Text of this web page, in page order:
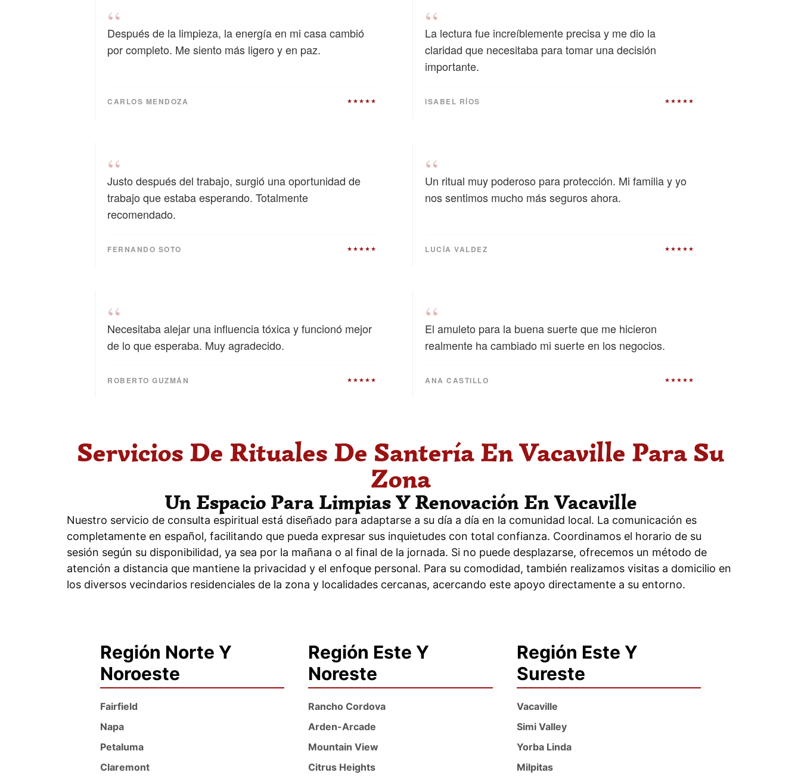
“
Después de la limpieza, la energía en mi casa cambió
por completo. Me siento más ligero y en paz.
CARLOS MENDOZA ★★★★★
“
La lectura fue increíblemente precisa y me dio la
claridad que necesitaba para tomar una decisión
importante.
ISABEL RÍOS ★★★★★
“
Justo después del trabajo, surgió una oportunidad de
trabajo que estaba esperando. Totalmente
recomendado.
FERNANDO SOTO ★★★★★
“
Un ritual muy poderoso para protección. Mi familia y yo
nos sentimos mucho más seguros ahora.
LUCÍA VALDEZ ★★★★★
“
Necesitaba alejar una influencia tóxica y funcionó mejor
de lo que esperaba. Muy agradecido.
ROBERTO GUZMÁN ★★★★★
“
El amuleto para la buena suerte que me hicieron
realmente ha cambiado mi suerte en los negocios.
ANA CASTILLO ★★★★★
Servicios De Rituales De Santería En Vacaville Para Su
Zona
Un Espacio Para Limpias Y Renovación En Vacaville
Nuestro servicio de consulta espiritual está diseñado para adaptarse a su día a día en la comunidad local. La comunicación es
completamente en español, facilitando que pueda expresar sus inquietudes con total confianza. Coordinamos el horario de su
sesión según su disponibilidad, ya sea por la mañana o al final de la jornada. Si no puede desplazarse, ofrecemos un método de
atención a distancia que mantiene la privacidad y el enfoque personal. Para su comodidad, también realizamos visitas a domicilio en
los diversos vecindarios residenciales de la zona y localidades cercanas, acercando este apoyo directamente a su entorno.
Región Norte Y
Noroeste
Fairfield
Napa
Petaluma
Claremont
Región Este Y
Noreste
Rancho Cordova
Arden-Arcade
Mountain View
Citrus Heights
Región Este Y
Sureste
Vacaville
Simi Valley
Yorba Linda
Milpitas